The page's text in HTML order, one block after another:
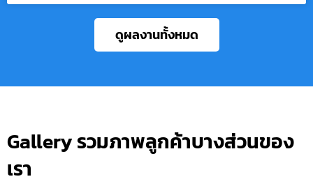
ดูผลงานทั้งหมด
Gallery รวมภาพลูกค้าบางส่วนของ
เรา